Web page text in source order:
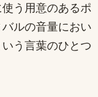
う用意のあるポ
ルの音量におい
う言葉のひとつ